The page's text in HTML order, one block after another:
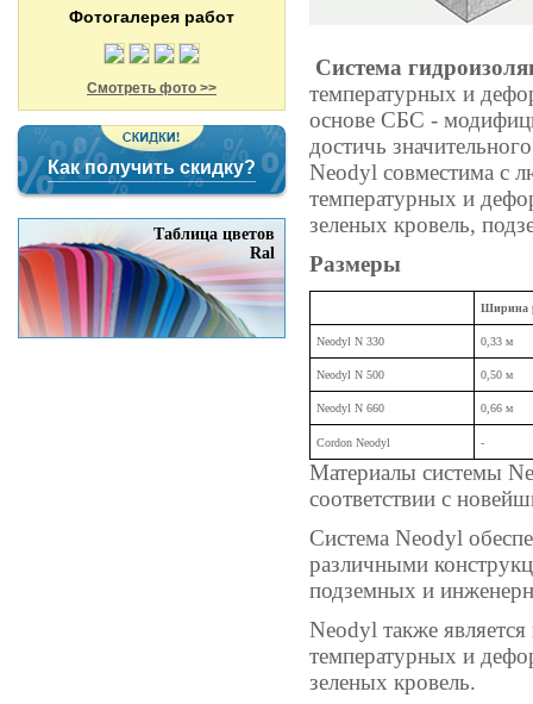
Фотогалерея работ
Смотреть фото >>
Как получить скидку?
Таблица цветов
Ral
Система
температурных и
основе СБС -
достичь
Neodyl совместима с
температурных и
зеленых кровель,
Размеры
Ширина
Neodyl N 330 0,33 м
Neodyl N 500 0,50 м
Neodyl N 660 0,66 м
Cordon Neodyl -
Материалы системы
соответствии с
Система Neodyl
различными
подземных и
Neodyl также
температурных и
зеленых кровель.